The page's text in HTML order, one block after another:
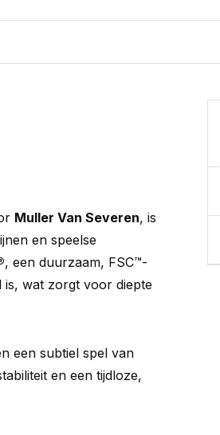
Muller Van Severen, is
en speelse
, een duurzaam, FSC™-
wat zorgt voor diepte
een subtiel spel van
en een tijdloze,